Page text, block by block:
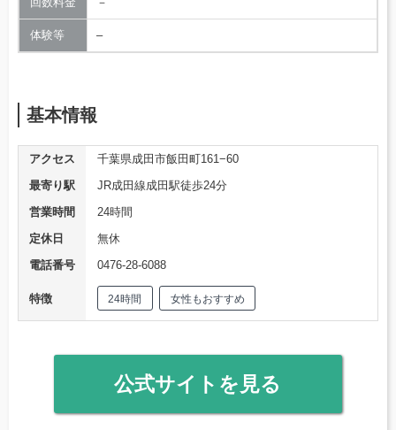
体験等 –
基本情報
アクセス
千葉県成田市飯田町161−60
最寄り駅
JR成田線成田駅徒歩24分
営業時間
24時間
定休日
無休
電話番号
0476-28-6088
特徴 24時間 女性もおすすめ
公式サイトを見る